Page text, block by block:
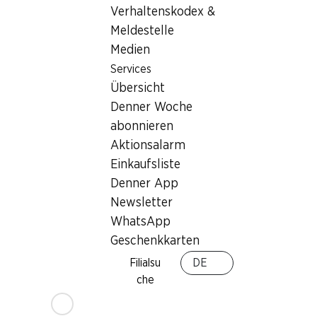
Verhaltenskodex &
Meldestelle
Medien
Services
Übersicht
Denner Woche
abonnieren
Aktionsalarm
Einkaufsliste
Denner App
Newsletter
WhatsApp
Geschenkkarten
Filialsu
che
DE
Wonderful Pistazien Salz &
Wonderful Pistazien
geröstet und gesalzen, 60 g
Wonderful Pistazien